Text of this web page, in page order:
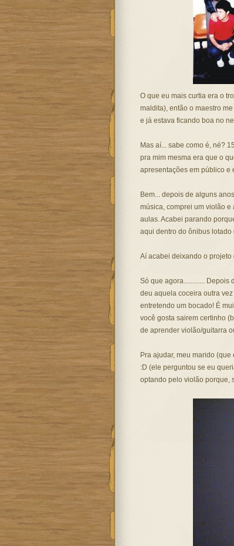
O que eu mais curtia era o
maldita), então o maestro
e já estava ficando boa no
Mas aí... sabe como é, né?
pra mim mesma era que o
apresentações em público e
Bem... depois de alguns
música, comprei um violão
aulas. Acabei parando
aqui dentro do ônibus lotado
Aí acabei deixando o
Só que agora............ Depois
deu aquela coceira outra
entretendo um bocado! É
você gosta sairem certinho
de aprender violão/guitarra
Pra ajudar, meu marido
:D (ele perguntou se eu
optando pelo violão porque,